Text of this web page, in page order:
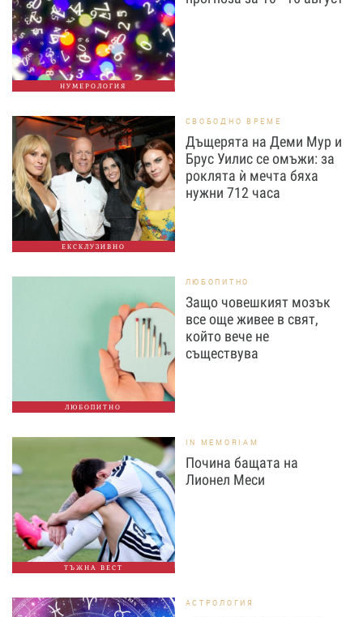
НУМЕРОЛОГИЯ
ЕКСКЛУЗИВНО
СВОБОДНО ВРЕМЕ
Дъщерята на Деми Мур и
Брус Уилис се омъжи: за
роклята ѝ мечта бяха
нужни 712 часа
ЛЮБОПИТНО
ЛЮБОПИТНО
Защо човешкият мозък
все още живее в свят,
който вече не
съществува
ТЪЖНА ВЕСТ
IN MEMORIAM
Почина бащата на
Лионел Меси
АСТРОЛОГИЯ